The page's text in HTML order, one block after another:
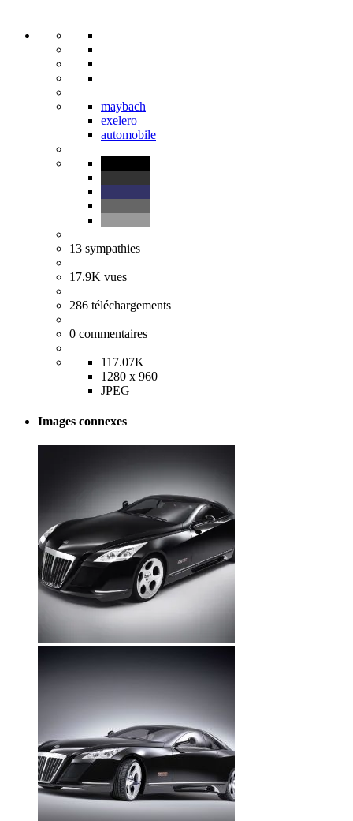
maybach
exelero
automobile
13 sympathies
17.9K vues
286 téléchargements
0 commentaires
117.07K
1280 x 960
JPEG
Images connexes